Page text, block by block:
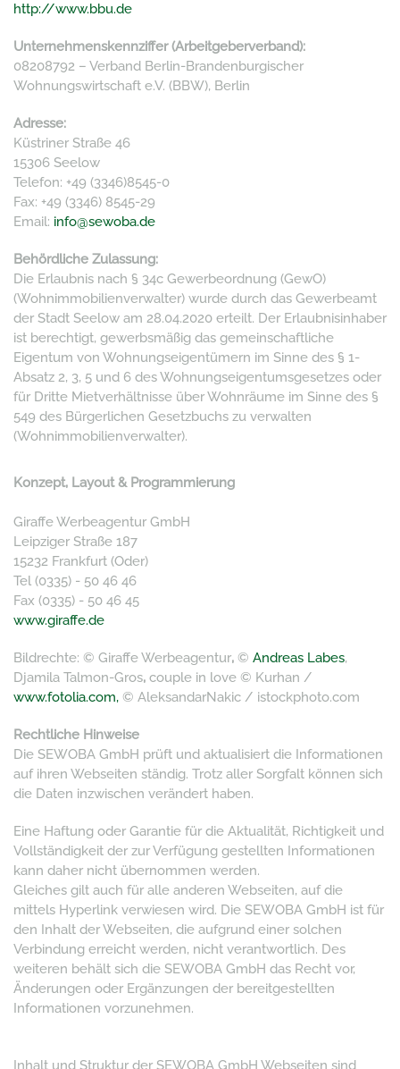
http://www.bbu.de
Unternehmenskennziffer (Arbeitgeberverband):
08208792 – Verband Berlin-Brandenburgischer
Wohnungswirtschaft e.V. (BBW), Berlin
Adresse:
Küstriner Straße 46
15306 Seelow
Telefon: +49 (3346)8545-0
Fax: +49 (3346) 8545-29
Email: info@sewoba.de
Behördliche Zulassung:
Die Erlaubnis nach § 34c Gewerbeordnung (GewO)
(Wohnimmobilienverwalter) wurde durch das Gewerbeamt
der Stadt Seelow am 28.04.2020 erteilt. Der Erlaubnisinhaber
ist berechtigt, gewerbsmäßig das gemeinschaftliche
Eigentum von Wohnungseigentümern im Sinne des § 1-
Absatz 2, 3, 5 und 6 des Wohnungseigentumsgesetzes oder
für Dritte Mietverhältnisse über Wohnräume im Sinne des §
549 des Bürgerlichen Gesetzbuchs zu verwalten
(Wohnimmobilienverwalter).
Konzept, Layout & Programmierung
Giraffe Werbeagentur GmbH
Leipziger Straße 187
15232 Frankfurt (Oder)
Tel (0335) - 50 46 46
Fax (0335) - 50 46 45
www.giraffe.de
Bildrechte: © Giraffe Werbeagentur, © Andreas Labes,
Djamila Talmon-Gros, couple in love © Kurhan /
www.fotolia.com, © AleksandarNakic / istockphoto.com
Rechtliche Hinweise
Die SEWOBA GmbH prüft und aktualisiert die Informationen
auf ihren Webseiten ständig. Trotz aller Sorgfalt können sich
die Daten inzwischen verändert haben.
Eine Haftung oder Garantie für die Aktualität, Richtigkeit und
Vollständigkeit der zur Verfügung gestellten Informationen
kann daher nicht übernommen werden.
Gleiches gilt auch für alle anderen Webseiten, auf die
mittels Hyperlink verwiesen wird. Die SEWOBA GmbH ist für
den Inhalt der Webseiten, die aufgrund einer solchen
Verbindung erreicht werden, nicht verantwortlich. Des
weiteren behält sich die SEWOBA GmbH das Recht vor,
Änderungen oder Ergänzungen der bereitgestellten
Informationen vorzunehmen.
Inhalt und Struktur der SEWOBA GmbH Webseiten sind